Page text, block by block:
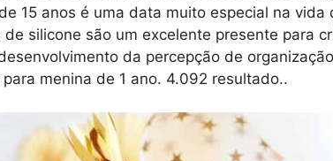
15 anos é uma data muito especial na vida
de silicone são um excelente presente para
da percepção de
menina de 1 ano. 4.092 resultado..